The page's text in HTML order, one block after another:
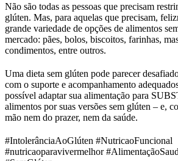
Não são todas as pessoas que precisam
glúten. Mas, para aquelas que precisam,
grande variedade de opções de alimentos
mercado: pães, bolos, biscoitos, farinhas,
condimentos, entre outros.
Uma dieta sem glúten pode parecer
com o suporte e acompanhamento
possível adaptar sua alimentação para
alimentos por suas versões sem glúten – e,
mão nem do prazer, nem da saúde.
#IntolerânciaAoGlúten #NutricaoFuncional
#nutricaoparavivermelhor